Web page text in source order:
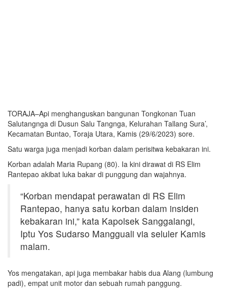
TORAJA–Api menghanguskan bangunan Tongkonan Tuan
Salutangnga di Dusun Salu Tangnga, Kelurahan Tallang Sura’,
Kecamatan Buntao, Toraja Utara, Kamis (29/6/2023) sore.
Satu warga juga menjadi korban dalam perisitwa kebakaran ini.
Korban adalah Maria Rupang (80). Ia kini dirawat di RS Elim
Rantepao akibat luka bakar di punggung dan wajahnya.
“Korban mendapat perawatan di RS Elim
Rantepao, hanya satu korban dalam insiden
kebakaran ini,” kata Kapolsek Sanggalangi,
Iptu Yos Sudarso Mangguali via seluler Kamis
malam.
Yos mengatakan, api juga membakar habis dua Alang (lumbung
padi), empat unit motor dan sebuah rumah panggung.